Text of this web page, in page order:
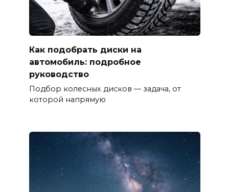
Как подобрать диски на
автомобиль: подробное
руководство
Подбор колесных дисков — задача, от
которой напрямую